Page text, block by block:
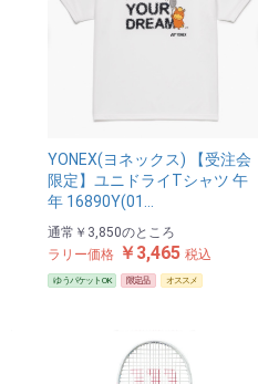
YONEX(ヨネックス) 【受注会
限定】ユニドライTシャツ 午
年 16890Y(01…
通常 ￥3,850のところ
ラリー価格 ￥3,465税込
ゆうパケットOK 限定品 オススメ